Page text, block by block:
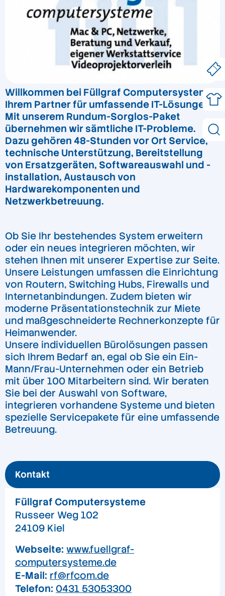
Willkommen bei Füllgraf Computersysteme,
Ihrem Partner für umfassende IT-Lösungen!
Mit unserem Rundum-Sorglos-Paket
übernehmen wir sämtliche IT-Probleme.
Dazu gehören 48-Stunden vor Ort Service,
technische Unterstützung, Bereitstellung
von Ersatzgeräten, Softwareauswahl und -
installation, Austausch von
Hardwarekomponenten und
Netzwerkbetreuung.
Ob Sie Ihr bestehendes System erweitern
oder ein neues integrieren möchten, wir
stehen Ihnen mit unserer Expertise zur Seite.
Unsere Leistungen umfassen die Einrichtung
von Routern, Switching Hubs, Firewalls und
Internetanbindungen. Zudem bieten wir
moderne Präsentationstechnik zur Miete
und maßgeschneiderte Rechnerkonzepte für
Heimanwender.
Unsere individuellen Bürolösungen passen
sich Ihrem Bedarf an, egal ob Sie ein Ein-
Mann/Frau-Unternehmen oder ein Betrieb
mit über 100 Mitarbeitern sind. Wir beraten
Sie bei der Auswahl von Software,
integrieren vorhandene Systeme und bieten
spezielle Servicepakete für eine umfassende
Betreuung.
Kontakt
Füllgraf Computersysteme
Russeer Weg 102
24109 Kiel
Webseite: www.fuellgraf-
computersysteme.de
E-Mail: rf@rfcom.de
Telefon: 0431 53053300